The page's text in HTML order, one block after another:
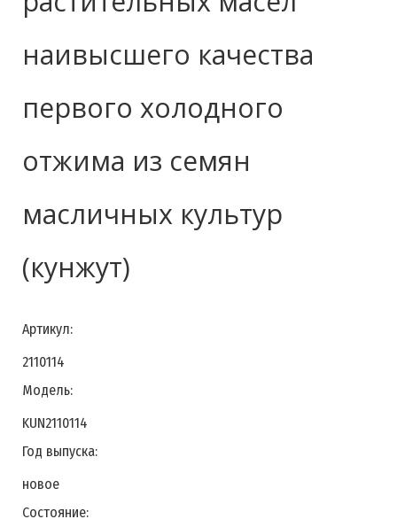
наивысшего качества
первого холодного
отжима из семян
масличных культур
(кунжут)
Артикул:
2110114
Модель:
KUN2110114
Год выпуска:
новое
Состояние: